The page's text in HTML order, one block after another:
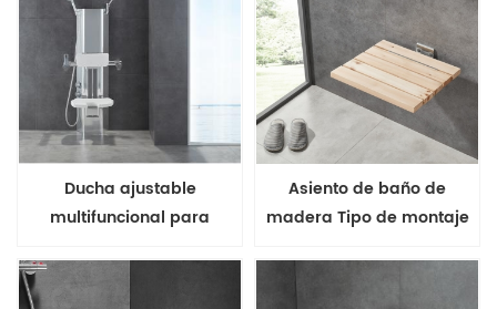
Ducha ajustable
multifuncional para
Asiento de baño de
madera Tipo de montaje